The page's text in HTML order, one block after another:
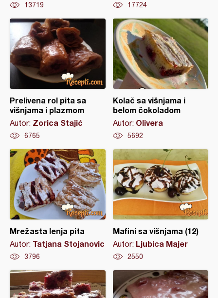
13719 17724
Prelivena rol pita sa
višnjama i plazmom
Autor: Zorica Stajić
6765
Kolač sa višnjama i
belom čokoladom
Autor: Olivera
5692
Mrežasta lenja pita
Autor: Tatjana Stojanovic
3796
Mafini sa višnjama (12)
Autor: Ljubica Majer
2550